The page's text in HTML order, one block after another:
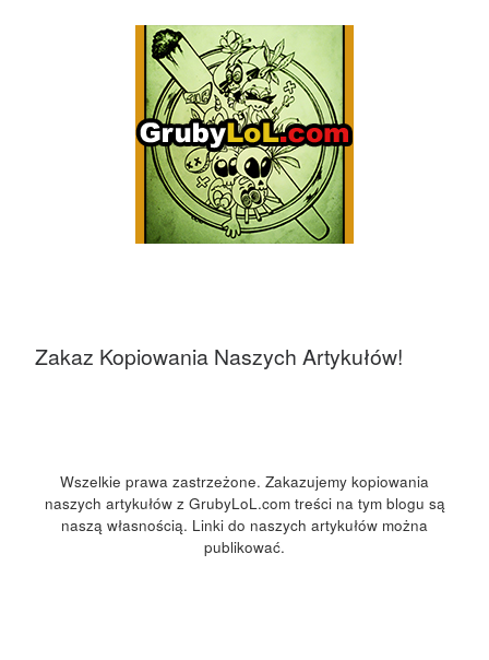
Zakaz Kopiowania Naszych Artykułów!
Wszelkie prawa zastrzeżone. Zakazujemy kopiowania
naszych artykułów z GrubyLoL.com treści na tym blogu są
naszą własnością. Linki do naszych artykułów można
publikować.